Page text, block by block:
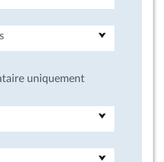
uniquement